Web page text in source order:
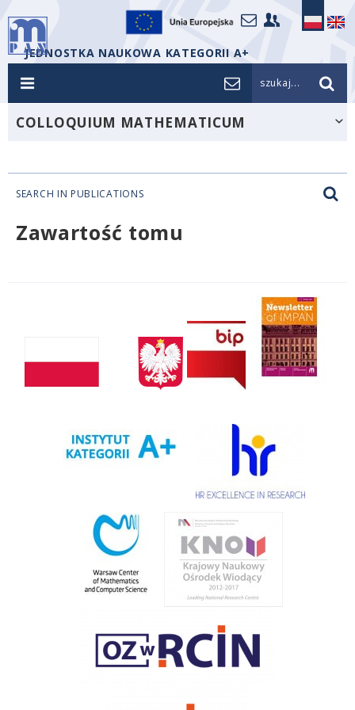
JEDNOSTKA NAUKOWA KATEGORII A+
szukaj...
COLLOQUIUM MATHEMATICUM
SEARCH IN PUBLICATIONS
Zawartość tomu